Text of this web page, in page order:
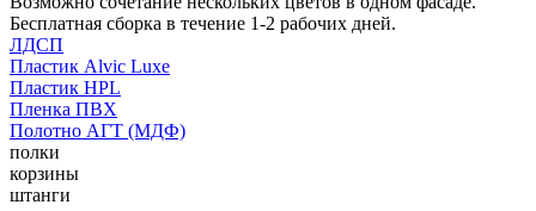
Бесплатная сборка в течение 1-2 рабочих дней.
ЛДСП
Пластик Alvic Luxe
Пластик HPL
Пленка ПВХ
Полотно АГТ (МДФ)
полки
корзины
штанги